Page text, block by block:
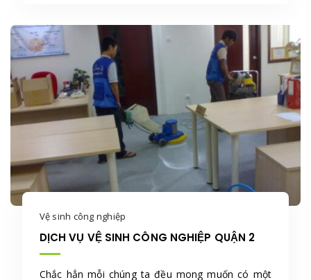
Vệ sinh công nghiệp
DỊCH VỤ VỆ SINH CÔNG NGHIỆP QUẬN 2
Chắc hẳn mỗi chúng ta đều mong muốn có một